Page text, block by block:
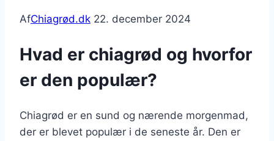
AfChiagrød.dk 22. december 2024
Hvad er chiagrød og hvorfor
er den populær?
Chiagrød er en sund og nærende morgenmad,
der er blevet populær i de seneste år. Den er